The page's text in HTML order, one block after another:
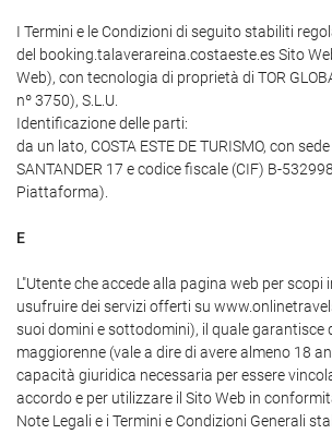
I Termini e le Condizioni di seguito stabiliti
del booking.talaverareina.costaeste.es Sito
Web), con tecnologia di proprietà di TOR
nº 3750), S.L.U.
Identificazione delle parti:
da un lato, COSTA ESTE DE TURISMO, con
SANTANDER 17 e codice fiscale (CIF) B-
Piattaforma).
E
L"Utente che accede alla pagina web per
usufruire dei servizi offerti su
suoi domini e sottodomini), il quale garantisce
maggiorenne (vale a dire di avere almeno 18
capacità giuridica necessaria per essere
accordo e per utilizzare il Sito Web in
Note Legali e i Termini e Condizioni Generali